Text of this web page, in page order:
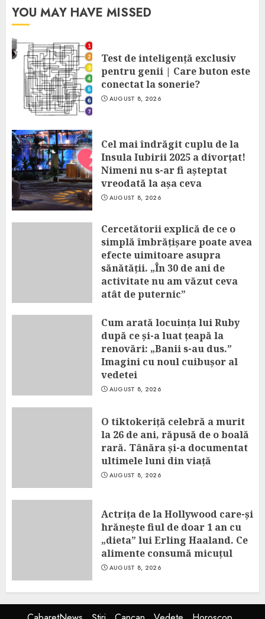
YOU MAY HAVE MISSED
Test de inteligență exclusiv
pentru genii | Care buton este
conectat la sonerie?
AUGUST 8, 2026
Cel mai îndrăgit cuplu de la
Insula Iubirii 2025 a divorțat!
Nimeni nu s-ar fi așteptat
vreodată la așa ceva
AUGUST 8, 2026
Cercetătorii explică de ce o
simplă îmbrățișare poate avea
efecte uimitoare asupra
sănătății. „În 30 de ani de
activitate nu am văzut ceva
atât de puternic”
Cum arată locuința lui Ruby
după ce și-a luat țeapă la
renovări: „Banii s-au dus.”
Imagini cu noul cuibușor al
vedetei
AUGUST 8, 2026
O tiktokeriță celebră a murit
la 26 de ani, răpusă de o boală
rară. Tânăra și-a documentat
ultimele luni din viață
AUGUST 8, 2026
Actrița de la Hollywood care-și
hrănește fiul de doar 1 an cu
„dieta” lui Erling Haaland. Ce
alimente consumă micuțul
AUGUST 8, 2026